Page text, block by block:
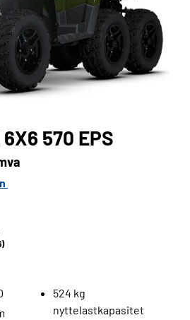
570 EPS
524 kg
nyttelastkapasitet